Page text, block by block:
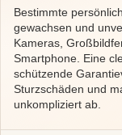
Bestimmte
gewachsen und
Kameras,
Smartphone. Eine
schützende
Sturzschäden und
unkompliziert ab.